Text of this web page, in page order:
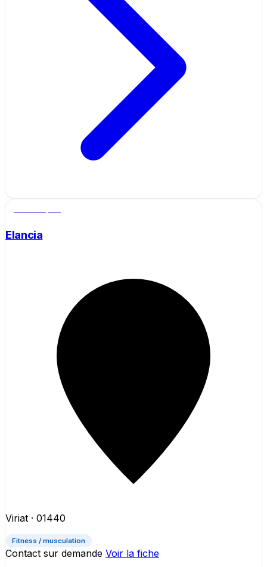
Elancia
Viriat · 01440
Fitness / musculation
Contact sur demande Voir la fiche